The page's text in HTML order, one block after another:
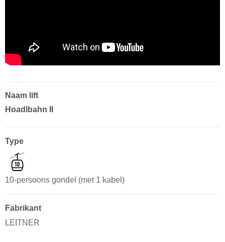
Naam lift
Hoadlbahn II
Type
10-persoons gondel (met 1 kabel)
Fabrikant
LEITNER